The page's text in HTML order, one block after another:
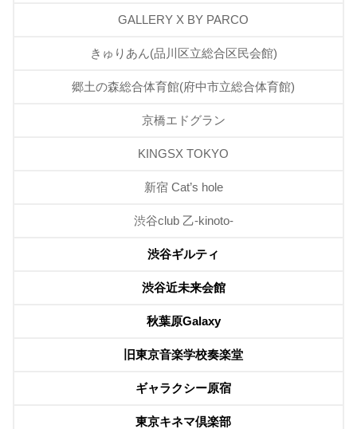
GALLERY X BY PARCO
きゅりあん(品川区立総合区民会館)
郷土の森総合体育館(府中市立総合体育館)
京橋エドグラン
KINGSX TOKYO
新宿 Cat’s hole
渋谷club 乙-kinoto-
渋谷ギルティ
渋谷近未来会館
秋葉原Galaxy
旧東京音楽学校奏楽堂
ギャラクシー原宿
東京キネマ倶楽部